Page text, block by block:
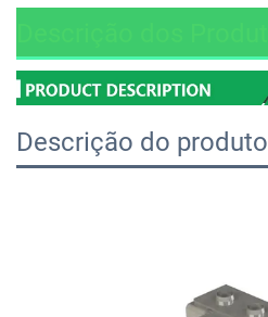
Descrição do produto